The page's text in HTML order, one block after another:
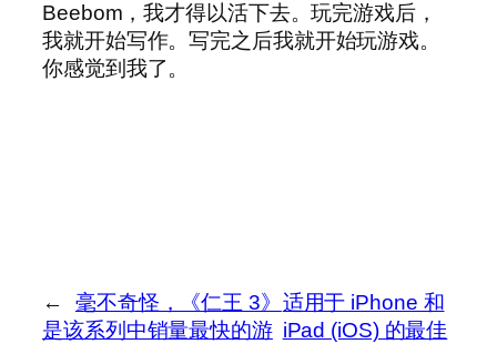
Beebom，我才得以活下去。玩完游戏后，
我就开始写作。写完之后我就开始玩游戏。
你感觉到我了。
←
毫不奇怪，《仁王 3》
是该系列中销量最快的游
适用于 iPhone 和
iPad (iOS) 的最佳